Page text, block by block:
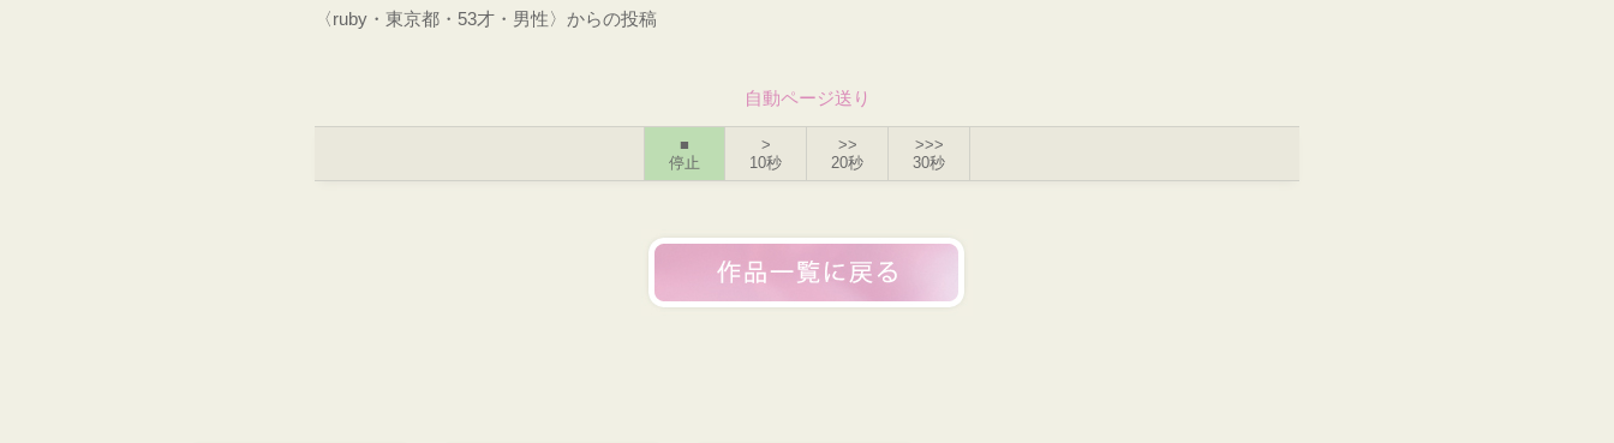
〈ruby・東京都・53才・男性〉からの投稿
自動ページ送り
■
停止
>
10秒
>>
20秒
>>>
30秒